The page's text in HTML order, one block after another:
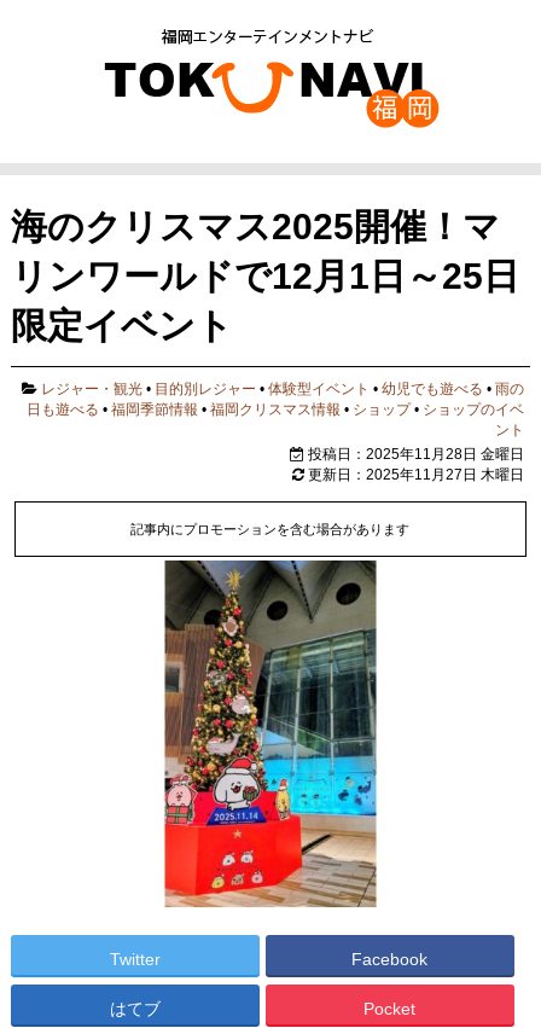
海のクリスマス2025開催！マ
リンワールドで12月1日～25日
限定イベント
レジャー・観光 • 目的別レジャー •体験型イベント •幼児でも遊べる •雨の
日も遊べる •福岡季節情報 •福岡クリスマス情報 • ショップ• ショップのイベ
ント
投稿日：2025年11月28日 金曜日
更新日：2025年11月27日 木曜日
記事内にプロモーションを含む場合があります
Twitter Facebook
はてブ Pocket